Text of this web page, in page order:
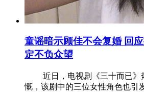
童谣暗示顾佳不会复婚 回
定不负众望
近日，电视剧《三十而已》
慨，该剧中的三位女性角色也引